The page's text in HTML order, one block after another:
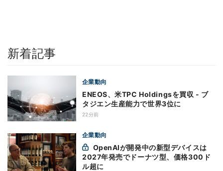
新着記事
企業動向
ENEOS、米TPC Holdingsを買収 - ブ
タジエン生産能力で世界3位に
22分前
企業動向
2027年発売でドーナツ型、価格300ド
ル超に